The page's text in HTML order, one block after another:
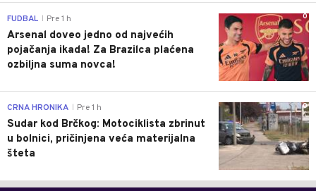
0
FUDBAL Pre 1 h
Arsenal doveo jedno od najvećih
pojačanja ikada! Za Brazilca plaćena
ozbiljna suma novca!
0
CRNA HRONIKA Pre 1 h
Sudar kod Brčkog: Motociklista zbrinut
u bolnici, pričinjena veća materijalna
šteta